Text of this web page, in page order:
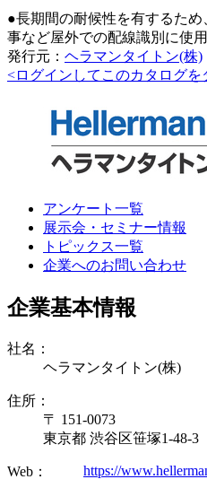
●長期間の耐候性を有するた
事など屋外での配線識別に使用
発行元： ヘラマンタイトン(株)
<ログインしてこのカタログ
アンケート一覧
展示会・セミナー情報
トピックス一覧
企業へのお問い合わせ
企業基本情報
社名：
ヘラマンタイトン(株)
住所：
〒 151-0073
東京都 渋谷区笹塚1-48-
Web： https://